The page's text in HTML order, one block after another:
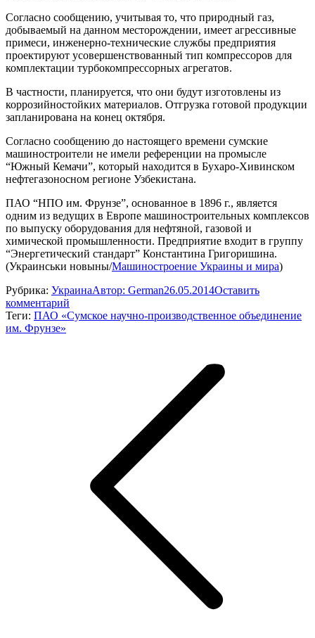
Согласно сообщению, учитывая то, что природный газ,
добываемый на данном месторождении, имеет агрессивные
примеси, инженерно-технические службы предприятия
проектируют усовершенствованный тип компрессоров для
комплектации турбокомпрессорных агрегатов.
В частности, планируется, что они будут изготовлены из
коррозийностойких материалов. Отгрузка готовой продукции
запланирована на конец октября.
Согласно сообщению до настоящего времени сумские
машиностроители не имели референции на промысле
“Южный Кемачи”, который находится в Бухаро-Хивинском
нефтегазоносном регионе Узбекистана.
ПАО “НПО им. Фрунзе”, основанное в 1896 г., является
одним из ведущих в Европе машиностроительных комплексов
по выпуску оборудования для нефтяной, газовой и
химической промышленности. Предприятие входит в группу
“Энергетический стандарт” Константина Григоришина.
(Украинськи новыны/Машиностроение Украины и мира)
Рубрика: УкраинаАвтор: German26.05.2014Оставить
комментарий
Теги: ПАО «Сумское научно-производственное объединение
им. Фрунзе»